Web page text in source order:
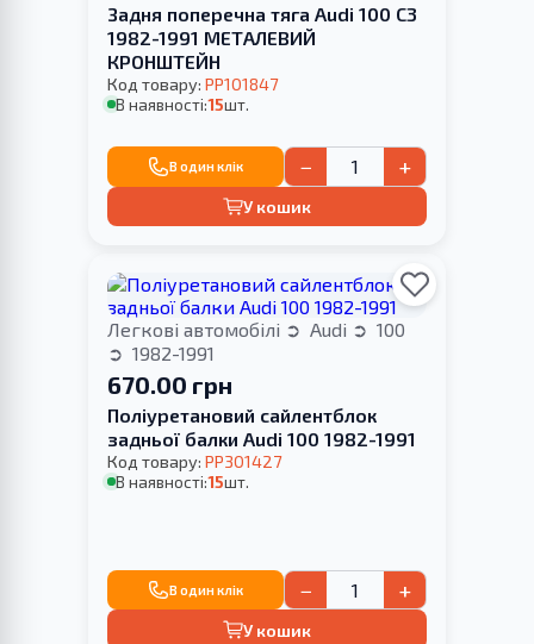
Задня поперечна тяга Audi 100 C3
1982-1991 МЕТАЛЕВИЙ
КРОНШТЕЙН
Код товару: PP101847
В наявності:15шт.
В один клік − +
У кошик
Легкові автомобілі Audi
100
1982-1991
670.00 грн
Поліуретановий сайлентблок
задньої балки Audi 100 1982-1991
Код товару: PP301427
В наявності:15шт.
В один клік − +
У кошик